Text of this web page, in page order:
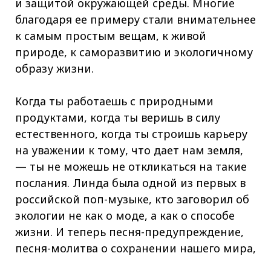
и защитой окружающей среды. Многие
благодаря ее примеру стали внимательнее
к самым простым вещам, к живой
природе, к саморазвитию и экологичному
образу жизни.
Когда ты работаешь с природными
продуктами, когда ты веришь в силу
естественного, когда ты строишь карьеру
на уважении к тому, что дает нам земля,
— ты не можешь не откликаться на такие
послания. Линда была одной из первых в
российской поп-музыке, кто заговорил об
экологии не как о моде, а как о способе
жизни. И теперь песня-предупреждение,
песня-молитва о сохранении нашего мира,